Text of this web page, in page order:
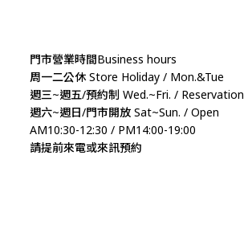
門市營業時間Business hours
周一二公休 Store Holiday / Mon.&Tue
週三~週五/預約制 Wed.~Fri. / Reservation
週六~週日/門市開放 Sat~Sun. / Open
AM10:30-12:30 / PM14:00-19:00
請提前來電或來訊預約